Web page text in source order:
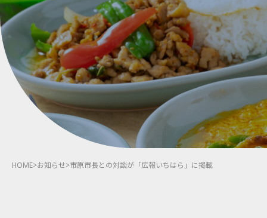
HOME>お知らせ>市原市長との対談が「広報いちはら」に掲載